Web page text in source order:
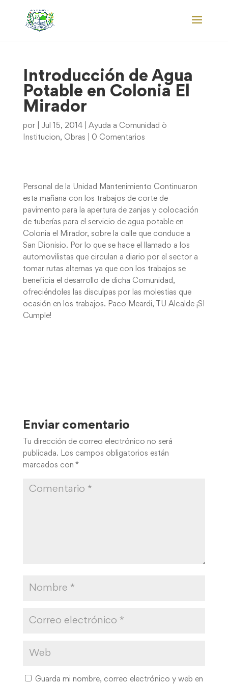
Introducción de Agua
Potable en Colonia El
Mirador
por Jul 15, 2014| Ayuda a Comunidad ò
Institucion, Obras 0 Comentarios
Personal de la Unidad Mantenimiento Continuaron
esta mañana con los trabajos de corte de
pavimento para la apertura de zanjas y colocación
de tuberías para el servicio de agua potable en
Colonia el Mirador, sobre la calle que conduce a
San Dionisio. Por lo que se hace el llamado a los
automovilistas que circulan a diario por el sector a
tomar rutas alternas ya que con los trabajos se
beneficia el desarrollo de dicha Comunidad,
ofreciéndoles las disculpas por las molestias que
ocasión en los trabajos. Paco Meardi, TU Alcalde ¡SI
Cumple!
Enviar comentario
Tu dirección de correo electrónico no será
publicada.
Los campos obligatorios están
marcados con *
Guarda mi nombre, correo electrónico y web en